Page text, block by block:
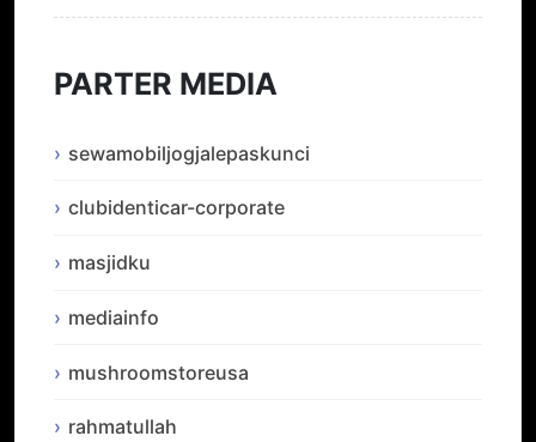
PARTER MEDIA
sewamobiljogjalepaskunci
clubidenticar-corporate
masjidku
mediainfo
mushroomstoreusa
rahmatullah